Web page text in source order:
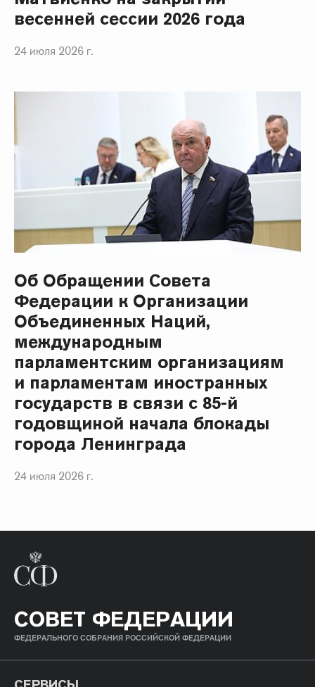
весенней сессии 2026 года
24 июля 2026 г.
Об Обращении Совета
Федерации к Организации
Объединенных Наций,
международным
парламентским организациям
и парламентам иностранных
государств в связи с 85-й
годовщиной начала блокады
города Ленинграда
24 июля 2026 г.
СОВЕТ ФЕДЕРАЦИИ
ФЕДЕРАЛЬНОГО СОБРАНИЯ РОССИЙСКОЙ ФЕДЕРАЦИИ